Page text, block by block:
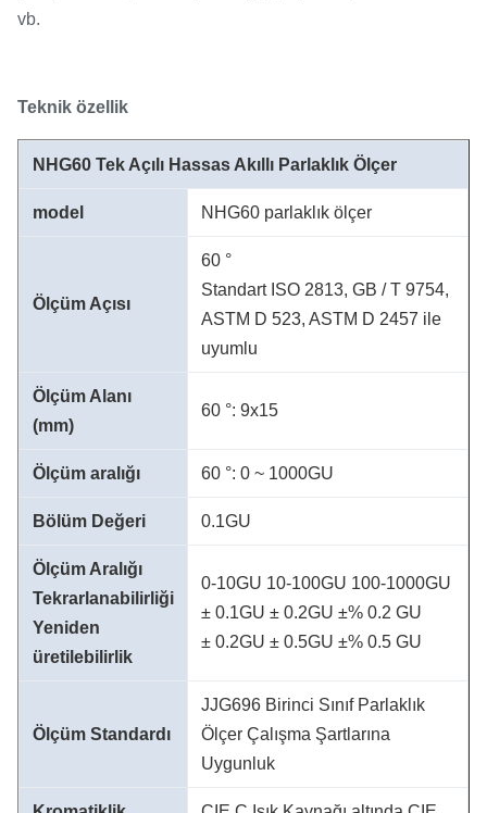
vb.
Teknik özellik
NHG60 Tek Açılı Hassas Akıllı Parlaklık Ölçer
model NHG60 parlaklık ölçer
Ölçüm Açısı
60 °
Standart ISO 2813, GB / T 9754,
ASTM D 523, ASTM D 2457 ile
uyumlu
Ölçüm Alanı
(mm)
60 °: 9x15
Ölçüm aralığı 60 °: 0 ~ 1000GU
Bölüm Değeri 0.1GU
Ölçüm Aralığı
Tekrarlanabilirliği
Yeniden
üretilebilirlik
0-10GU 10-100GU 100-1000GU
± 0.1GU ± 0.2GU ±% 0.2 GU
± 0.2GU ± 0.5GU ±% 0.5 GU
Ölçüm Standardı
JJG696 Birinci Sınıf Parlaklık
Ölçer Çalışma Şartlarına
Uygunluk